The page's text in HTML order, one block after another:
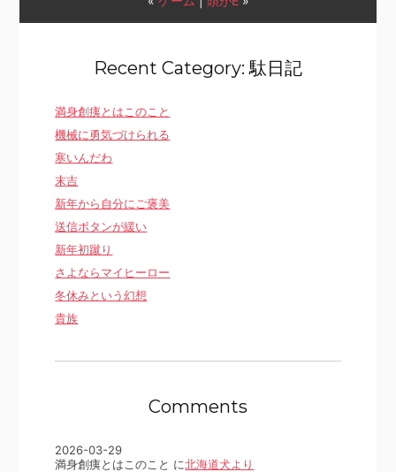
Recent Category: 駄日記
満身創痍とはこのこと
機械に勇気づけられる
寒いんだわ
末吉
新年から自分にご褒美
送信ボタンが緩い
新年初蹴り
さよならマイヒーロー
冬休みという幻想
貴族
Comments
2026-03-29
満身創痍とはこのこと に北海道犬より